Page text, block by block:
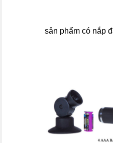
sản phẩm có nắp